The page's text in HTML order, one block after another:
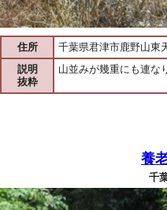
住所
千葉県君津市鹿野山東
説明
抜粋
山並みが幾重にも連な
養
千